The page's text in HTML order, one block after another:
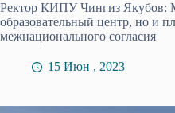
Ректор КИПУ Чингиз Якубов:
образовательный центр, но и
межнационального согласия
15 Июн , 2023